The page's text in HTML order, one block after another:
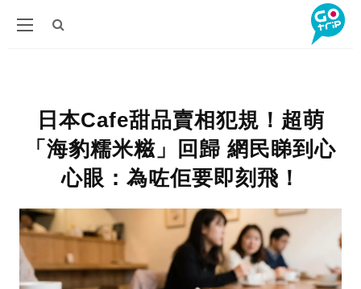
日本Cafe甜品賣相犯規！超萌
「海豹糯米糍」回歸 網民睇到心
心眼：為咗佢要即刻飛！